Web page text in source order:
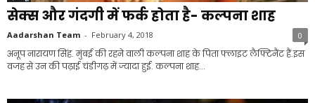
सेक्स और गंदगी में फर्क होता है- कल्पना शाह
Aadarshan Team - February 4, 2018 0
अनूप नारायण सिंह. मुंबई की रहने वाली कल्पना शाह के पिता फ्लाइट लैफ्टिनैंट हैं.इस
वजह से उन की पढ़ाई चंडीगढ़ में ज्यादा हुई. कल्पना शाह...